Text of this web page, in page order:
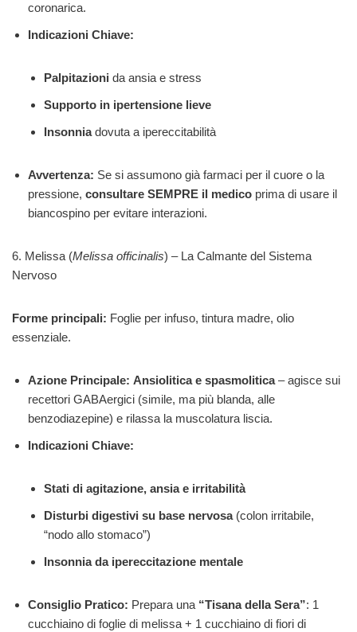
coronarica.
Indicazioni Chiave:
Palpitazioni da ansia e stress
Supporto in ipertensione lieve
Insonniadovuta a ipereccitabilità
Avvertenza: Se si assumono già farmaci per il cuore o la
pressione, consultare SEMPRE il medico prima di usare il
biancospino per evitare interazioni.
6. Melissa (Melissa officinalis) – La Calmante del Sistema
Nervoso
Forme principali: Foglie per infuso, tintura madre, olio
essenziale.
Azione Principale: Ansiolitica e spasmolitica– agisce sui
recettori GABAergici (simile, ma più blanda, alle
benzodiazepine) e rilassa la muscolatura liscia.
Indicazioni Chiave:
Stati di agitazione, ansia e irritabilità
Disturbi digestivi su base nervosa(colon irritabile,
“nodo allo stomaco”)
Insonnia da ipereccitazione mentale
Consiglio Pratico: Prepara una “Tisana della Sera”: 1
cucchiaino di foglie di melissa + 1 cucchiaino di fiori di